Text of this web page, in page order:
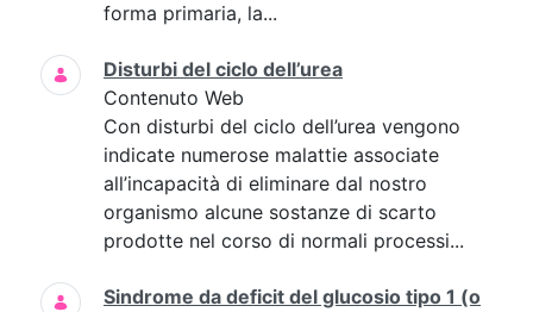
forma primaria, la...
Disturbi del ciclo dell’urea
Contenuto Web
Con disturbi del ciclo dell’urea vengono
indicate numerose malattie associate
all’incapacità di eliminare dal nostro
organismo alcune sostanze di scarto
prodotte nel corso di normali processi...
Sindrome da deficit del glucosio tipo 1 (o